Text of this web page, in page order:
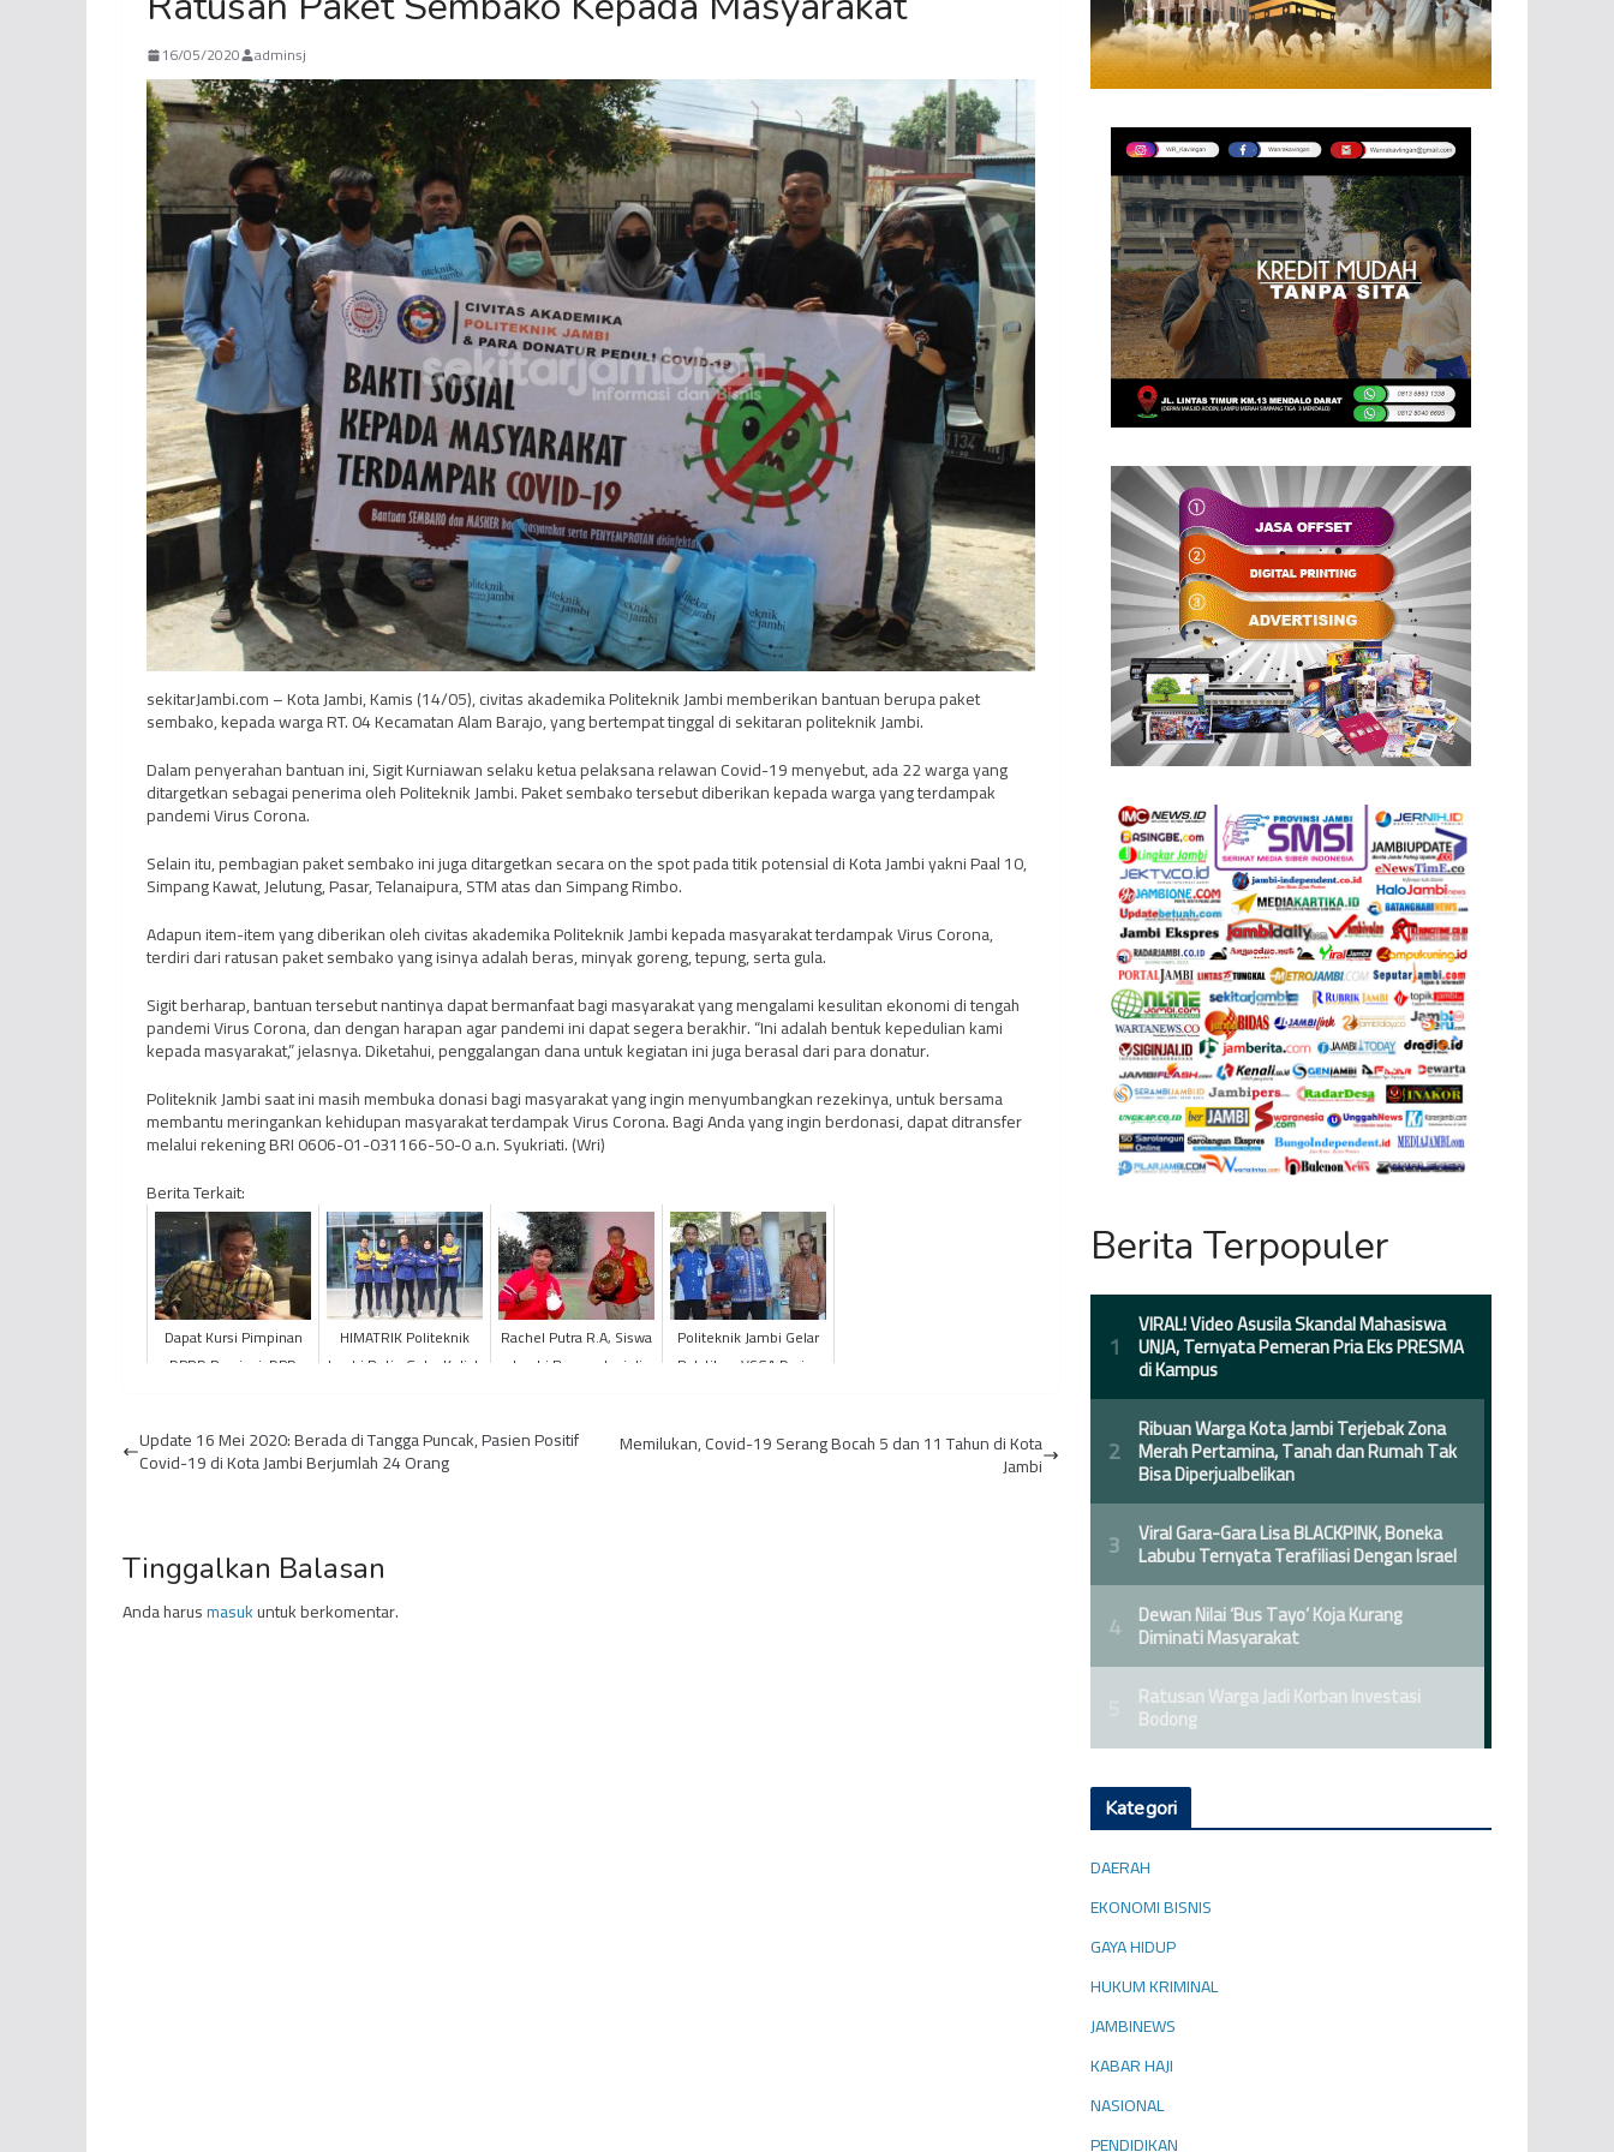
16/05/2020 adminsj
sekitarJambi.com – Kota Jambi, Kamis (14/05), civitas akademika Politeknik Jambi memberikan bantuan berupa paket
sembako, kepada warga RT. 04 Kecamatan Alam Barajo, yang bertempat tinggal di sekitaran politeknik Jambi.
Dalam penyerahan bantuan ini, Sigit Kurniawan selaku ketua pelaksana relawan Covid-19 menyebut, ada 22 warga yang
ditargetkan sebagai penerima oleh Politeknik Jambi. Paket sembako tersebut diberikan kepada warga yang terdampak
pandemi Virus Corona.
Selain itu, pembagian paket sembako ini juga ditargetkan secara on the spot pada titik potensial di Kota Jambi yakni Paal 10,
Simpang Kawat, Jelutung, Pasar, Telanaipura, STM atas dan Simpang Rimbo.
Adapun item-item yang diberikan oleh civitas akademika Politeknik Jambi kepada masyarakat terdampak Virus Corona,
terdiri dari ratusan paket sembako yang isinya adalah beras, minyak goreng, tepung, serta gula.
Sigit berharap, bantuan tersebut nantinya dapat bermanfaat bagi masyarakat yang mengalami kesulitan ekonomi di tengah
pandemi Virus Corona, dan dengan harapan agar pandemi ini dapat segera berakhir. “Ini adalah bentuk kepedulian kami
kepada masyarakat,” jelasnya. Diketahui, penggalangan dana untuk kegiatan ini juga berasal dari para donatur.
Politeknik Jambi saat ini masih membuka donasi bagi masyarakat yang ingin menyumbangkan rezekinya, untuk bersama
membantu meringankan kehidupan masyarakat terdampak Virus Corona. Bagi Anda yang ingin berdonasi, dapat ditransfer
melalui rekening BRI 0606-01-031166-50-0 a.n. Syukriati. (Wri)
Berita Terkait:
Dapat Kursi Pimpinan
DPRD Provinsi, DPD
HIMATRIK Politeknik
Jambi Rutin Gelar Kuliah
Rachel Putra R.A, Siswa
Jambi Berprestasi di
Politeknik Jambi Gelar
Pelatihan VSGA Daring
Update 16 Mei 2020: Berada di Tangga Puncak, Pasien Positif
Covid-19 di Kota Jambi Berjumlah 24 Orang
Memilukan, Covid-19 Serang Bocah 5 dan 11 Tahun di Kota
Jambi
Tinggalkan Balasan
Anda harusmasukuntuk berkomentar.
Berita Terpopuler
Kategori
DAERAH
EKONOMI BISNIS
GAYA HIDUP
HUKUM KRIMINAL
JAMBINEWS
KABAR HAJI
NASIONAL
PENDIDIKAN